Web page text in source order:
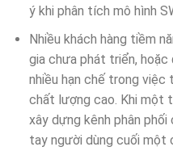
ý khi phân tích mô hình
Nhiều khách hàng tiềm
gia chưa phát triển,
nhiều hạn chế trong việc
chất lượng cao. Khi một
xây dựng kênh phân phối
tay người dùng cuối